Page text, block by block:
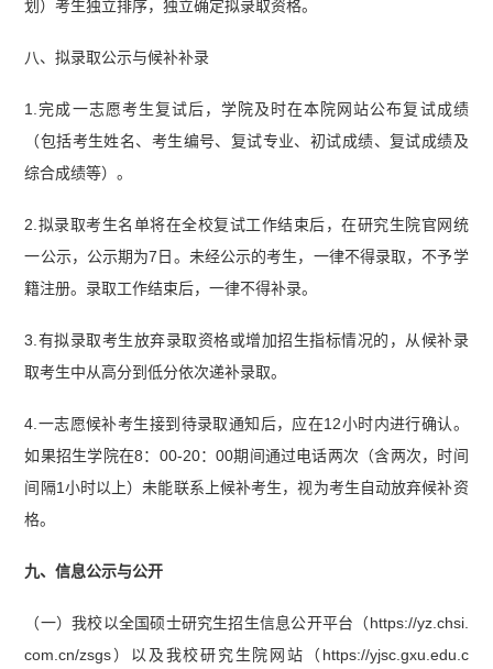
划）考生独立排序，独立确定拟录取资格。
八、拟录取公示与候补补录
1.完成一志愿考生复试后，学院及时在本院网站公布复试成绩
（包括考生姓名、考生编号、复试专业、初试成绩、复试成绩及
综合成绩等）。
2.拟录取考生名单将在全校复试工作结束后，在研究生院官网统
一公示，公示期为7日。未经公示的考生，一律不得录取，不予学
籍注册。录取工作结束后，一律不得补录。
3.有拟录取考生放弃录取资格或增加招生指标情况的，从候补录
取考生中从高分到低分依次递补录取。
4.一志愿候补考生接到待录取通知后，应在12小时内进行确认。
如果招生学院在8：00-20：00期间通过电话两次（含两次，时间
间隔1小时以上）未能联系上候补考生，视为考生自动放弃候补资
格。
九、信息公示与公开
（一）我校以全国硕士研究生招生信息公开平台（https://yz.chsi.
com.cn/zsgs）以及我校研究生院网站（https://yjsc.gxu.edu.c